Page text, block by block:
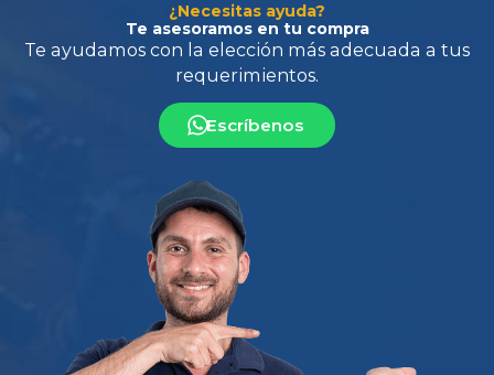
¿Necesitas ayuda?
Te asesoramos en tu compra
Escríbenos